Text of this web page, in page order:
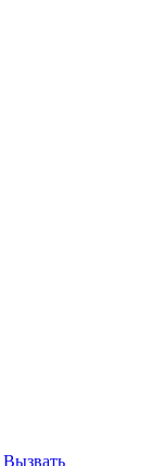
Вызвать